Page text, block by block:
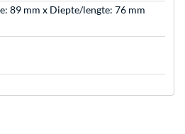
89 mm x Diepte/lengte: 76 mm